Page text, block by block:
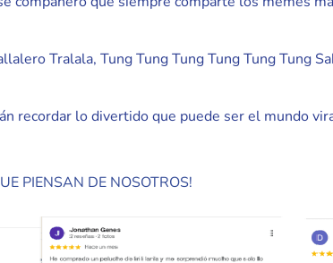
Tralala, Tung Tung Tung Tung Tung Tung
recordar lo divertido que puede ser el mundo
PIENSAN DE NOSOTROS!